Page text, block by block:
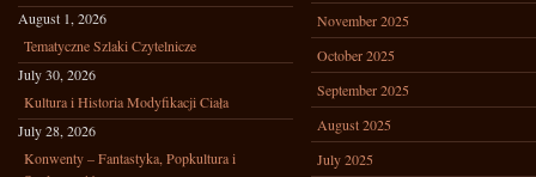
August 1, 2026
Tematyczne Szlaki Czytelnicze
July 30, 2026
Kultura i Historia Modyfikacji Ciała
July 28, 2026
Konwenty – Fantastyka, Popkultura i
November 2025
October 2025
September 2025
August 2025
July 2025